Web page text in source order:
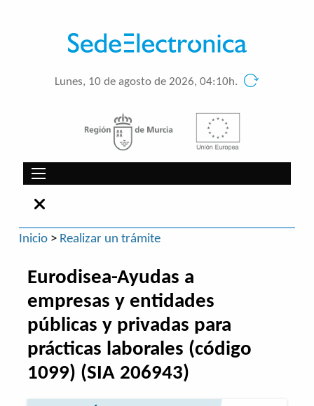
Lunes, 10 de agosto de 2026, 04:10h.
Inicio> Realizar un trámite
Eurodisea-Ayudas a
empresas y entidades
públicas y privadas para
prácticas laborales (código
1099) (SIA 206943)